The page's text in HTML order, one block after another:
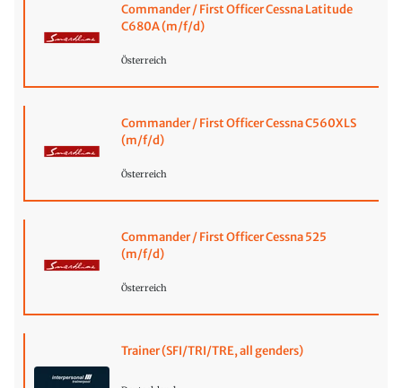
Commander / First Officer Cessna Latitude
C680A (m/f/d)
Österreich
Commander / First Officer Cessna C560XLS
(m/f/d)
Österreich
Commander / First Officer Cessna 525
(m/f/d)
Österreich
Trainer (SFI/TRI/TRE, all genders)